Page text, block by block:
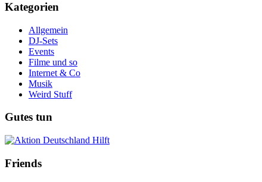
Kategorien
Allgemein
DJ-Sets
Events
Filme und so
Internet & Co
Musik
Weird Stuff
Gutes tun
Friends